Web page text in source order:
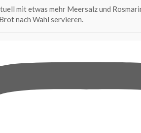
mit etwas mehr Meersalz und
nach Wahl servieren.